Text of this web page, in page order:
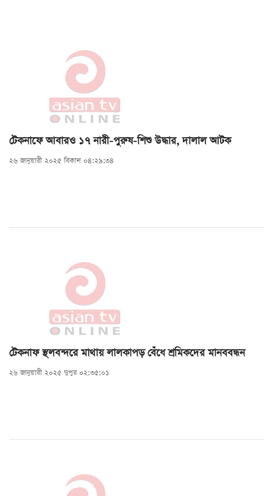
টেকনাফে আবারও ১৭ নারী-পুরুষ-শিশু উদ্ধার, দালাল আটক
২৬ জানুয়ারী ২০২৫ বিকাল ০৪:২৯:৩৪
টেকনাফ স্থলবন্দরে মাথায় লালকাপড় বেঁধে শ্রমিকদের মানববন্ধন
২৬ জানুয়ারী ২০২৫ দুপুর ০২:৩৫:০১